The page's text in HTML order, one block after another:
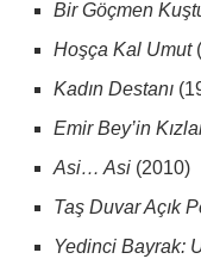
Bir Göçmen
Hoşça Kal Umut
Kadın Destanı
Emir Bey’in
Asi… Asi (2010)
Taş Duvar Açık
Yedinci Bayrak: